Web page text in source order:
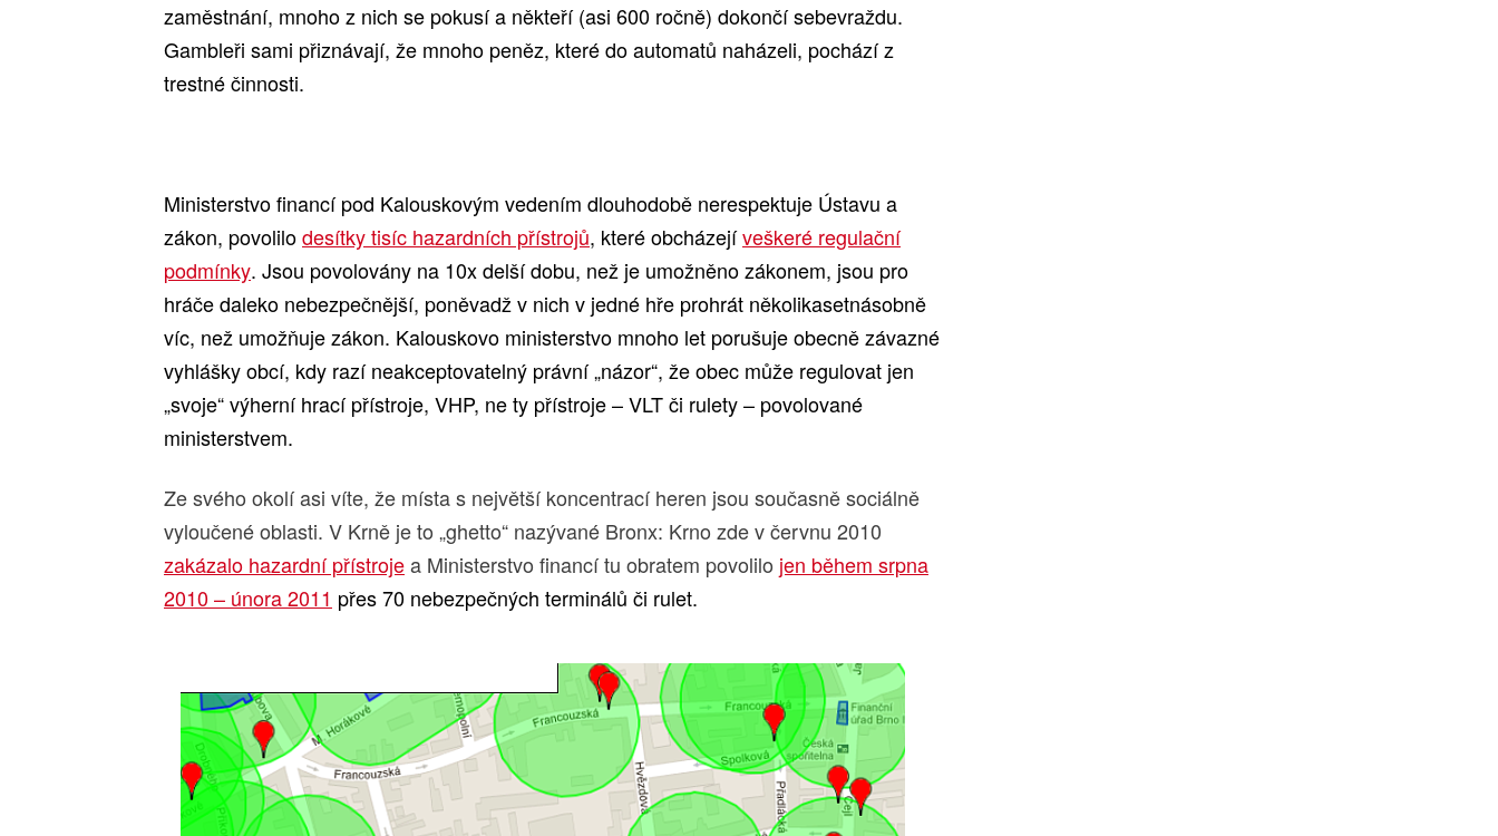
zaměstnání, mnoho z nich se pokusí a někteří (asi 600 ročně) dokončí sebevraždu.
Gambleři sami přiznávají, že mnoho peněz, které do automatů naházeli, pochází z
trestné činnosti.
Ministerstvo financí pod Kalouskovým vedením dlouhodobě nerespektuje Ústavu a
zákon, povolilodesítky tisíc hazardních přístrojů, které obcházejíveškeré regulační
podmínky. Jsou povolovány na 10x delší dobu, než je umožněno zákonem, jsou pro
hráče daleko nebezpečnější, poněvadž v nich v jedné hře prohrát několikasetnásobně
víc, než umožňuje zákon. Kalouskovo ministerstvo mnoho let porušuje obecně závazné
vyhlášky obcí, kdy razí neakceptovatelný právní „názor“, že obec může regulovat jen
„svoje“ výherní hrací přístroje, VHP, ne ty přístroje – VLT či rulety – povolované
ministerstvem.
Ze svého okolí asi víte, že místa s největší koncentrací heren jsou současně sociálně
vyloučené oblasti. V Krně je to „ghetto“ nazývané Bronx: Krno zde v červnu 2010
zakázalo hazardní přístrojea Ministerstvo financí tu obratem povolilo jen během srpna
2010 – února 2011 přes 70 nebezpečných terminálů či rulet.